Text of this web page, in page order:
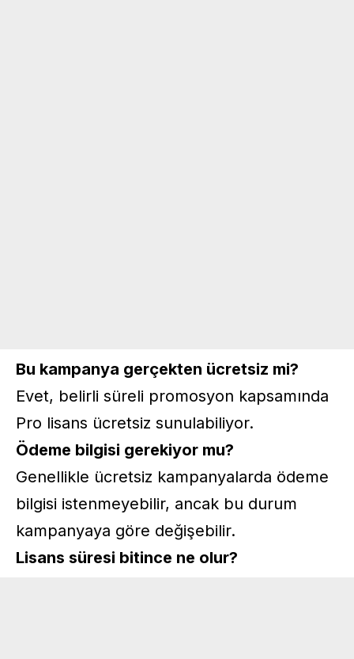
Bu kampanya gerçekten ücretsiz mi?
Evet, belirli süreli promosyon kapsamında
Pro lisans ücretsiz sunulabiliyor.
Ödeme bilgisi gerekiyor mu?
Genellikle ücretsiz kampanyalarda ödeme
bilgisi istenmeyebilir, ancak bu durum
kampanyaya göre değişebilir.
Lisans süresi bitince ne olur?